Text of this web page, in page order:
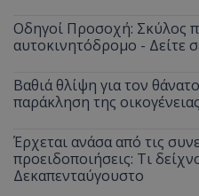
Οδηγοί Προσοχή: Σκύλος
αυτοκινητόδρομο - Δείτε
Βαθιά θλίψη για τον
παράκληση της
Έρχεται ανάσα από τις
προειδοποιήσεις: Τι
Δεκαπενταύγουστο